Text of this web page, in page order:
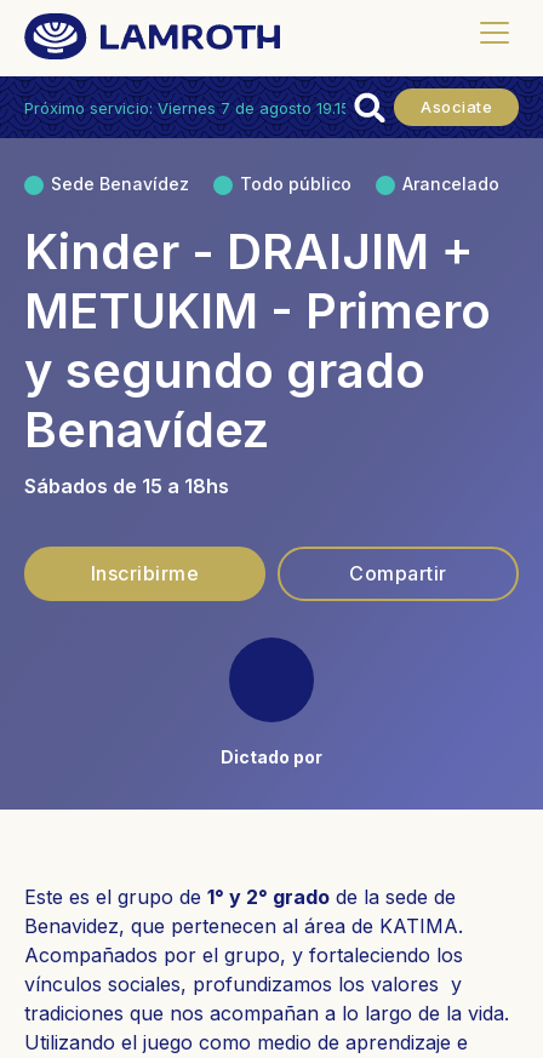
Próximo servicio: Viernes 7 de agosto 19.15hs. Asociate
Sede Benavídez Todo público Arancelado
Kinder - DRAIJIM +
METUKIM - Primero
y segundo grado
Benavídez
Sábados de 15 a 18hs
Inscribirme Compartir
Dictado por
Este es el grupo de 1° y 2° grado de la sede de
Benavidez, que pertenecen al área de KATIMA.
Acompañados por el grupo, y fortaleciendo los
vínculos sociales, profundizamos los valores y
tradiciones que nos acompañan a lo largo de la vida.
Utilizando el juego como medio de aprendizaje e